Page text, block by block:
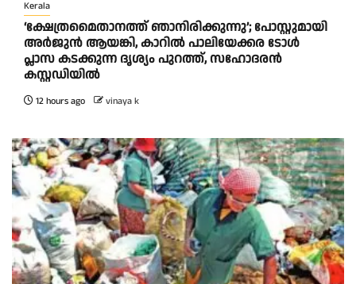
Kerala
‘ക്ഷേത്രമൈതാനത്ത് ഞാനിരിക്കുന്നു’; പോസ്റ്റുമായി
അർജുൻ ആയങ്കി, കാറിൽ പാലിയേക്കര ടോൾ
പ്ലാസ കടക്കുന്ന ദൃശ്യം പുറത്ത്, സഹോദരൻ
കസ്റ്റഡിയിൽ
12 hours ago vinaya k